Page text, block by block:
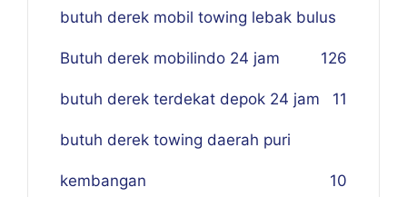
butuh derek mobil towing lebak bulus
26
Butuh derek mobilindo 24 jam 1
butuh derek terdekat depok 24 jam 11
butuh derek towing daerah puri
kembangan 10